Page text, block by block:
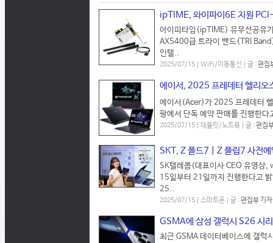
ipTIME, 와이파이6E 지원
아이피타임(ipTIME) 유무선공유
AX5400급 트라이 밴드(TRI
인텔..
2025/07/15 | WiFi/이동통신 | 글 :편집
에이서, 2025 프레데터 헬리오
에이서(Acer)가 2025 프레데터
팡에서 단독 예약 판매를 진행한
2025/07/15 | 태블릿/노트북 | 글 :편집
SKT, Z 폴드7 | Z 플립7 사전예
SK텔레콤(대표이사 CEO 유영
15일부터 21일까지 진행한다고
25..
2025/07/15 | 스마트폰 | 글 :편집부 기자
GSMA에 삼성 갤럭시 S26 시
최근 GSMA 데이터베이스에 갤럭